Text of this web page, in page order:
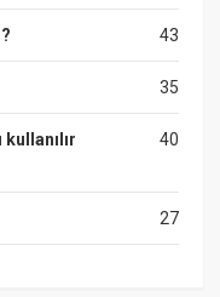
43
35
40
27